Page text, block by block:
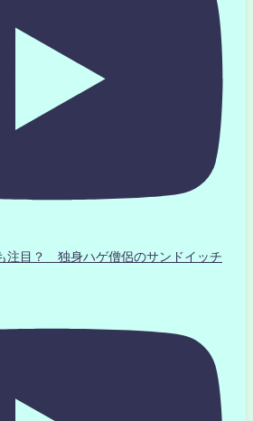
注目？ 独身ハゲ僧侶のサンドイッチ